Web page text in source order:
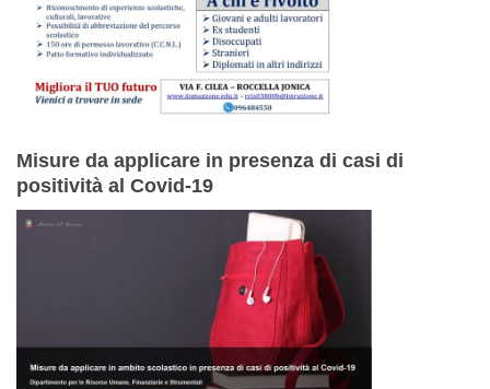
Misure da applicare in presenza di casi di
positività al Covid-19